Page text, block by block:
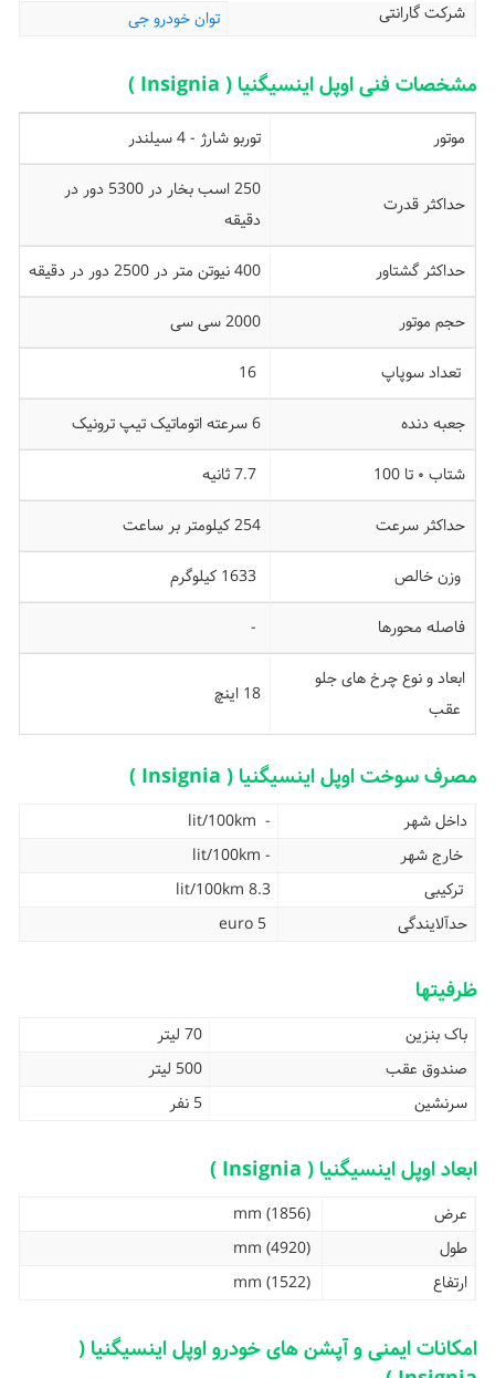
شرکت گارانتی
توان خودرو جی
مشخصات فنی اوپل اینسیگنیا ( Insignia )
موتور توربو شارژ - 4 سیلندر
حداکثر قدرت
250 اسب بخار در 5300 دور در
دقیقه
حداکثر گشتاور 400 نیوتن متر در 2500 دور در دقیقه
حجم موتور 2000 سی سی
تعداد سوپاپ
جعبه دنده 6 سرعته اتوماتیک تیپ ترونیک
شتاب ۰ تا 100
حداکثر سرعت 254 کیلومتر بر ساعت
وزن خالص
فاصله محورها -
ابعاد و نوع چرخ های جلو
عقب
18 اینچ
مصرف سوخت اوپل اینسیگنیا ( Insignia )
داخل شهر
- lit/100km
خارج شهر
- lit/100km
ترکیبی
8.3 lit/100km
حدآلایندگی
ظرفیتها
باک بنزین
70 لیتر
صندوق عقب
500 لیتر
سرنشین
5 نفر
ابعاد اوپل اینسیگنیا ( Insignia )
عرض
(1856) mm
طول
(4920) mm
ارتفاع
(1522) mm
امکانات ایمنی و آپشن های خودرو اوپل اینسیگنیا (